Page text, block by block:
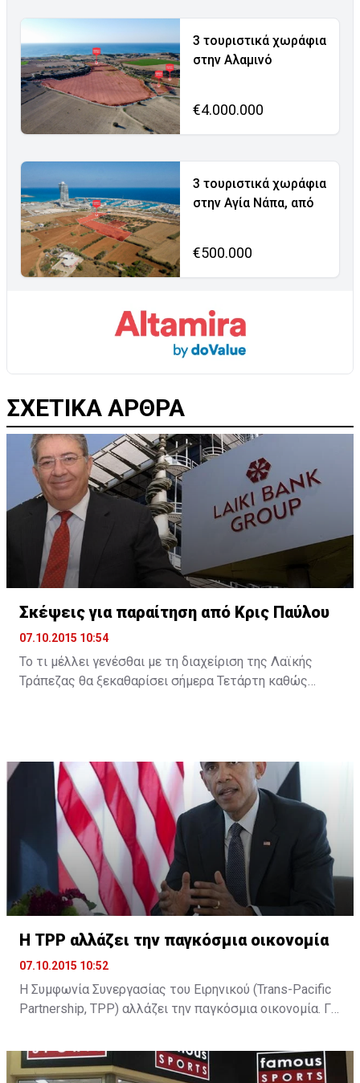
3 τουριστικά χωράφια
στην Αλαμινό
€4.000.000
3 τουριστικά χωράφια
στην Αγία Νάπα, από
€500.000
ΣΧΕΤΙΚΑ ΑΡΘΡΑ
Σκέψεις για παραίτηση από Κρις Παύλου
07.10.2015 10:54
Το τι μέλλει γενέσθαι με τη διαχείριση της Λαϊκής
Τράπεζας θα ξεκαθαρίσει σήμερα Τετάρτη καθώς
βρίσκεται στην Κεντρική Τράπεζα όπου αναμένεται να
ξεκαθαρίσει η παραμονή του ή όχι ...
H TPP αλλάζει την παγκόσμια οικονομία
07.10.2015 10:52
Η Συμφωνία Συνεργασίας του Ειρηνικού (Trans-Pacific
Partnership, TPP) αλλάζει την παγκόσμια οικονομία. Για
είναι το στοίχημα για την επιτυχία της δοκιμαζόμενης